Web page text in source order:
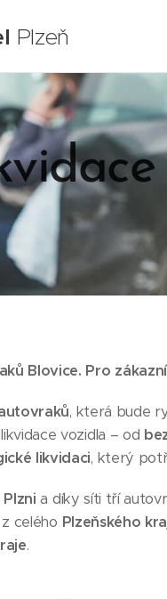
Plzeň
Blovice. Pro
, která bude
vozidla – od
likvidaci, který
Plzni a díky síti tří
celého Plzeňského
.